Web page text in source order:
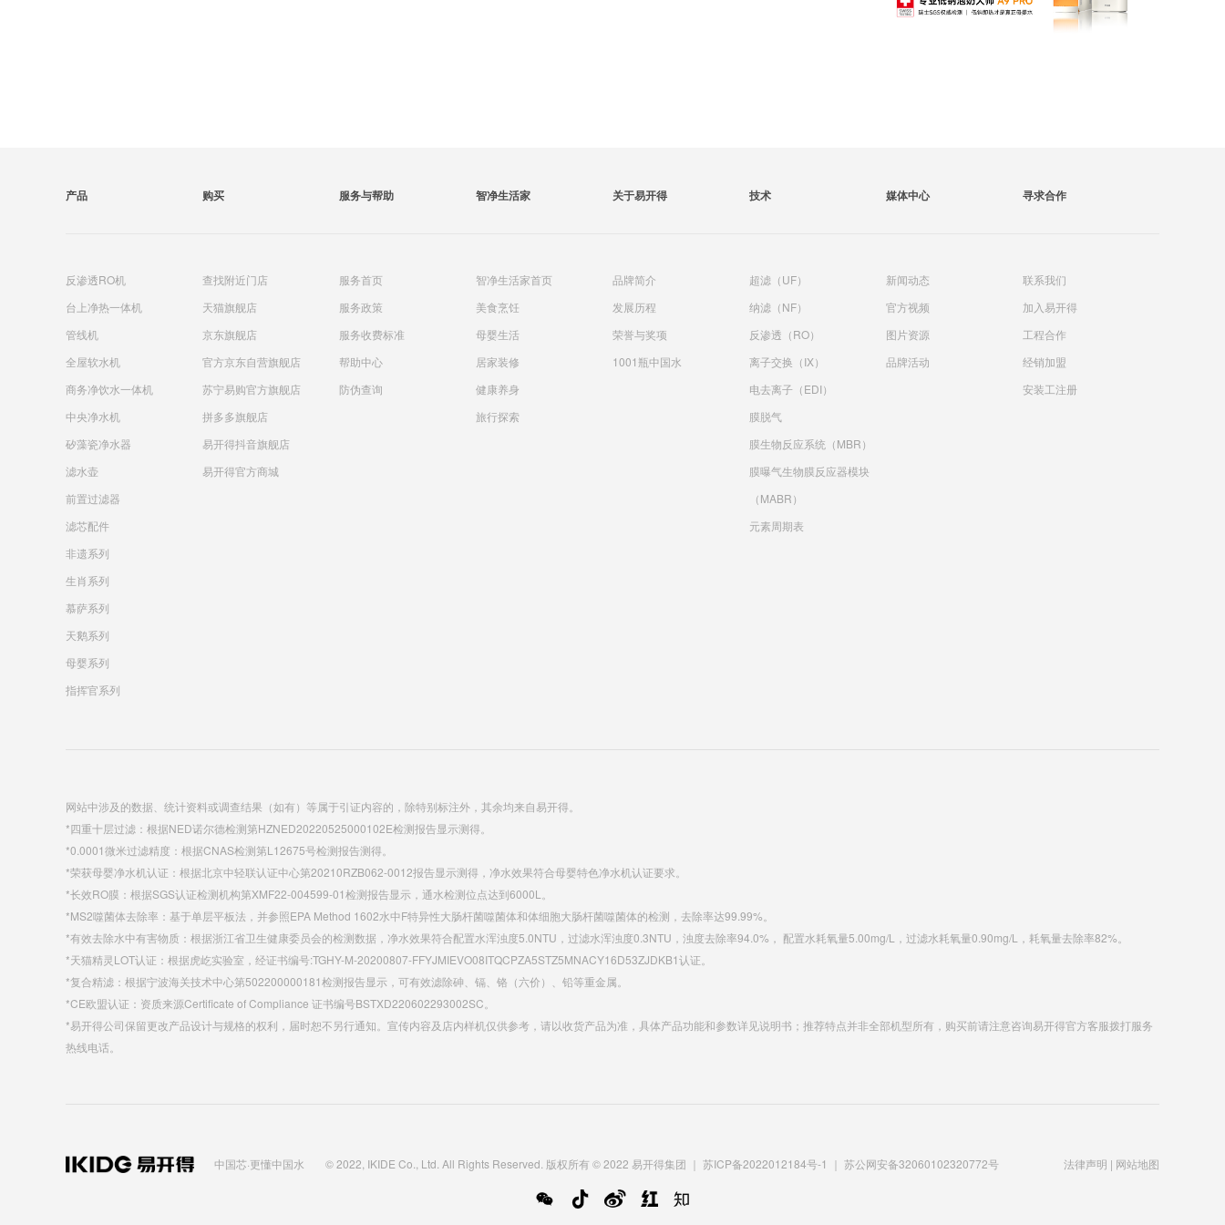
产品
反渗透RO机
台上净热一体机
管线机
全屋软水机
商务净饮水一体机
中央净水机
矽藻瓷净水器
滤水壶
前置过滤器
滤芯配件
非遗系列
生肖系列
慕萨系列
天鹅系列
母婴系列
指挥官系列
购买
查找附近门店
天猫旗舰店
京东旗舰店
官方京东自营旗舰店
苏宁易购官方旗舰店
拼多多旗舰店
易开得抖音旗舰店
易开得官方商城
服务与帮助
服务首页
服务政策
服务收费标准
帮助中心
防伪查询
智净生活家
智净生活家首页
美食烹饪
母婴生活
居家装修
健康养身
旅行探索
关于易开得
品牌简介
发展历程
荣誉与奖项
1001瓶中国水
技术
超滤（UF）
纳滤（NF）
反渗透（RO）
离子交换（IX）
电去离子（EDI）
膜脱气
膜生物反应系统（MBR）
膜曝气生物膜反应器模块
（MABR）
元素周期表
媒体中心
新闻动态
官方视频
图片资源
品牌活动
寻求合作
联系我们
加入易开得
工程合作
经销加盟
安装工注册
网站中涉及的数据、统计资料或调查结果（如有）等属于引证内容的，除特别标注外，其余均来自易开得。
*四重十层过滤：根据NED诺尔德检测第HZNED20220525000102E检测报告显示测得。
*0.0001微米过滤精度：根据CNAS检测第L12675号检测报告测得。
*荣获母婴净水机认证：根据北京中轻联认证中心第20210RZB062-0012报告显示测得，净水效果符合母婴特色净水机认证要求。
*长效RO膜：根据SGS认证检测机构第XMF22-004599-01检测报告显示，通水检测位点达到6000L。
*MS2噬菌体去除率：基于单层平板法，并参照EPA Method 1602水中F特异性大肠杆菌噬菌体和体细胞大肠杆菌噬菌体的检测，去除率达99.99%。
*有效去除水中有害物质：根据浙江省卫生健康委员会的检测数据，净水效果符合配置水浑浊度5.0NTU，过滤水浑浊度0.3NTU，浊度去除率94.0%， 配置水耗氧量5.00mg/L，过滤水耗氧量0.90mg/L，耗氧量去除率82%。
*天猫精灵LOT认证：根据虎屹实验室，经证书编号:TGHY-M-20200807-FFYJMIEVO08ITQCPZA5STZ5MNACY16D53ZJDKB1认证。
*复合精滤：根据宁波海关技术中心第502200000181检测报告显示，可有效滤除砷、镉、铬（六价）、铅等重金属。
*CE欧盟认证：资质来源Certificate of Compliance 证书编号BSTXD220602293002SC。
*易开得公司保留更改产品设计与规格的权利，届时恕不另行通知。宣传内容及店内样机仅供参考，请以收货产品为准，具体产品功能和参数详见说明书；推荐特点并非全部机型所有，购买前请注意咨询易开得官方客服拨打服务
热线电话。
中国芯·更懂中国水 © 2022, IKIDE Co., Ltd. All Rights Reserved. 版权所有 © 2022 易开得集团 ｜ 苏ICP备2022012184号-1 ｜ 苏公网安备32060102320772号 法律声明 | 网站地图